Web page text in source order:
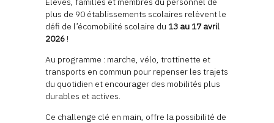
plus de 90 établissements scolaires relèvent le
défi de l’écomobilité scolaire du 13 au 17avril
2026 !
Au programme : marche, vélo, trottinette et
transports en commun pour repenser les trajets
du quotidien et encourager des mobilités plus
durables et actives.
Ce challenge clé en main, offre la possibilité de